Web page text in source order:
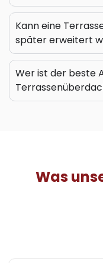
Kann eine
später erweitert
Wer ist der beste
Was